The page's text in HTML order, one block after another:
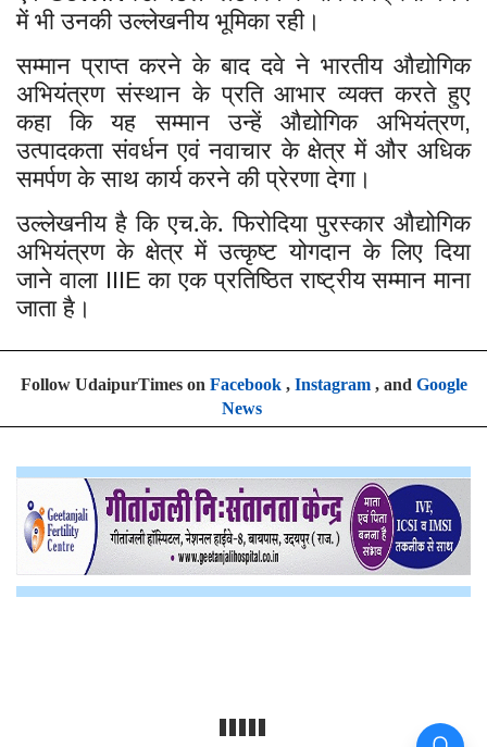
में भी उनकी उल्लेखनीय भूमिका रही।
सम्मान प्राप्त करने के बाद दवे ने भारतीय औद्योगिक
अभियंत्रण संस्थान के प्रति आभार व्यक्त करते हुए
कहा कि यह सम्मान उन्हें औद्योगिक अभियंत्रण,
उत्पादकता संवर्धन एवं नवाचार के क्षेत्र में और अधिक
समर्पण के साथ कार्य करने की प्रेरणा देगा।
उल्लेखनीय है कि एच.के. फिरोदिया पुरस्कार औद्योगिक
अभियंत्रण के क्षेत्र में उत्कृष्ट योगदान के लिए दिया
जाने वाला IIIEका एक प्रतिष्ठित राष्ट्रीय सम्मान माना
जाता है।
Follow UdaipurTimes on Facebook, Instagram, and Google
News
पुरानी पेंशन योजना की बहाली से लेकर